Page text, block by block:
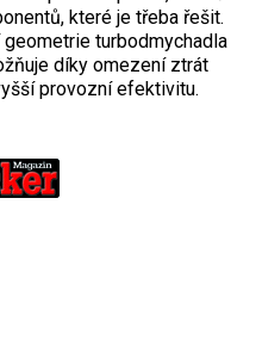
které je třeba řešit.
turbodmychadla
díky omezení ztrát
provozní efektivitu.